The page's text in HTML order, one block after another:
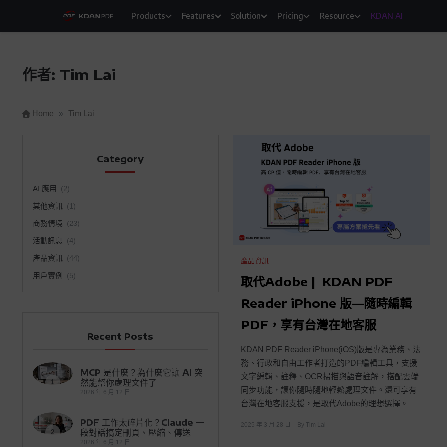
Products Features Solution Pricing Resource KDAN AI
作者: Tim Lai
Home » Tim Lai
產品資訊
取代Adobe | KDAN PDF
Reader iPhone 版—隨時編輯
PDF，享有台灣在地客服
KDAN PDF Reader iPhone(iOS)版是專為業務、法
務、行政和自由工作者打造的PDF編輯工具，支援
文字編輯、註釋、OCR掃描與語音註解，搭配雲端
同步功能，讓你隨時隨地輕鬆處理文件。還可享有
台灣在地客服支援，是取代Adobe的理想選擇。
2025 年 3 月 28 日 By Tim Lai
Category
AI 應用 (2)
其他資訊 (1)
商務情境 (23)
活動訊息 (4)
產品資訊 (44)
用戶實例 (5)
Recent Posts
1
MCP 是什麼？為什麼它讓 AI 突
然能幫你處理文件了
2026 年 6 月 12 日
2
PDF 工作太碎片化？Claude 一
段對話搞定刪頁、壓縮、傳送
2026 年 6 月 12 日